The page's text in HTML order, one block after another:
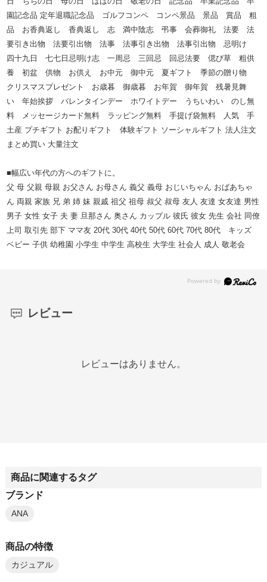
園記念品 定年退職記念品 ゴルフコンペ コンペ景品 景品 賞品 粗
品 お香典返し 香典返し 志 満中陰志 弔事 会葬御礼 法要 法
要引き出物 法要引出物 法事 法事引き出物 法事引出物 忌明け
四十九日 七七日忌明け志 一周忌 三回忌 回忌法要 偲び草 粗供
養 初盆 供物 お供え お中元 御中元 夏ギフト 季節の贈り物
クリスマスプレゼント お歳暮 御歳暮 お年賀 御年賀 残暑見舞
い 年始挨拶 バレンタインデー ホワイトデー うちいわい のし無
料 メッセージカード無料 ラッピング無料 手提げ袋無料 人気 手
土産 プチギフト お配りギフト 体験ギフト ソーシャルギフト 法人注文
まとめ買い 大量注文
■幅広い年代の方へのギフトに。
父 母 父親 母親 お父さん お母さん 義父 義母 おじいちゃん おばあちゃ
ん 両親 家族 兄 弟 姉 妹 親戚 祖父 祖母 叔父 叔母 友人 友達 女友達 男性
男子 女性 女子 夫 妻 旦那さん 奥さん カップル 彼氏 彼女 先生 会社 同僚
上司 取引先 部下 ママ友 20代 30代 40代 50代 60代 70代 80代 キッズ
ベビー 子供 幼稚園 小学生 中学生 高校生 大学生 社会人 成人 敬老会
レビュー
レビューはありません。
商品に関連するタグ
ブランド
ANA
商品の特徴
カジュアル